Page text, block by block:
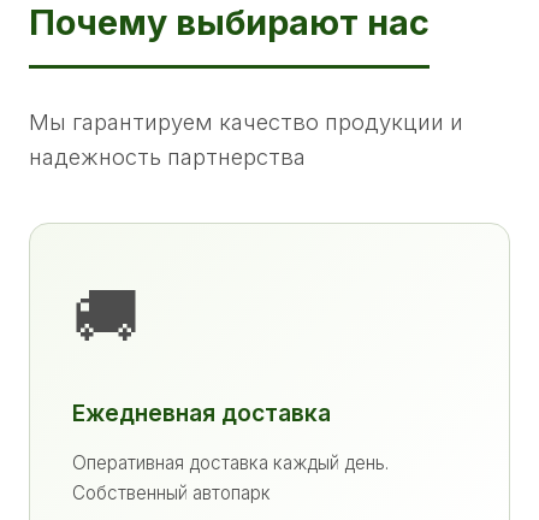
Почему выбирают нас
Мы гарантируем качество продукции и
надежность партнерства
🚚
Ежедневная доставка
Оперативная доставка каждый день.
Собственный автопарк